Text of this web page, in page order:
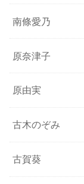
南條愛乃
原奈津子
原由実
古木のぞみ
古賀葵